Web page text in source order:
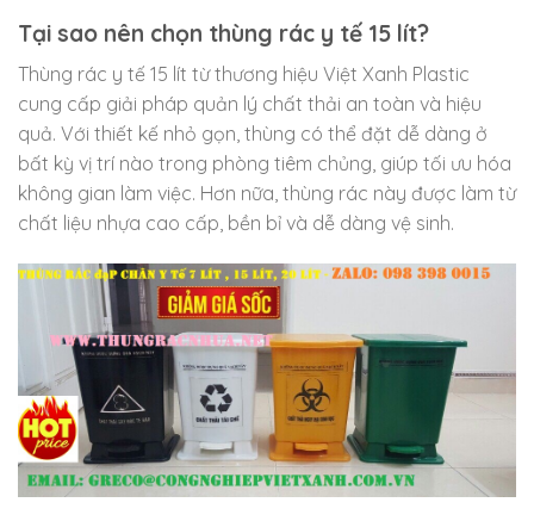
Tại sao nên chọn thùng rác y tế 15 lít?
Thùng rác y tế 15 lít từ thương hiệu Việt Xanh Plastic
cung cấp giải pháp quản lý chất thải an toàn và hiệu
quả. Với thiết kế nhỏ gọn, thùng có thể đặt dễ dàng ở
bất kỳ vị trí nào trong phòng tiêm chủng, giúp tối ưu hóa
không gian làm việc. Hơn nữa, thùng rác này được làm từ
chất liệu nhựa cao cấp, bền bỉ và dễ dàng vệ sinh.